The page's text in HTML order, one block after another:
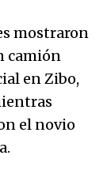
mostraron
camión
en Zibo,
el novio